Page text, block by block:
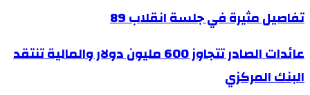
تفاصيل
في
جلسة
تفاصيل مثيرة في جلسة انقلاب 89
عائدات
الصادر
عائدات الصادر تتجاوز 600 مليون دولار والمالية تنتقد
البنك المركزي